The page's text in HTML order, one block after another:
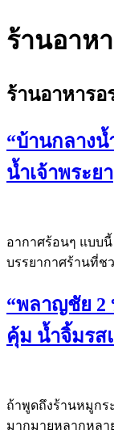
ร้านอาห
ร้านอาหารอ
“บ้านกลางน้
น้ำเจ้าพระยา
อากาศร้อนๆ แบบ
บรรยากาศร้านที่ช
“พลาญชัย 2
คุ้ม น้ำจิ้มรส
ถ้าพูดถึงร้านหมูกร
มากมายหลากหลา